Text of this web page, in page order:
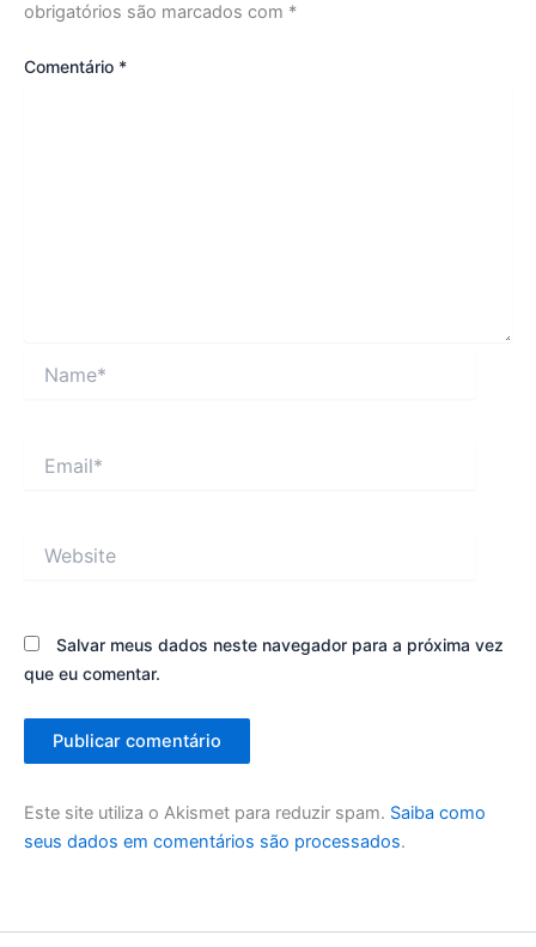
obrigatórios são marcados com *
Comentário *
Salvar meus dados neste navegador para a próxima vez
que eu comentar.
Este site utiliza o Akismet para reduzir spam. Saiba como
seus dados em comentários são processados.